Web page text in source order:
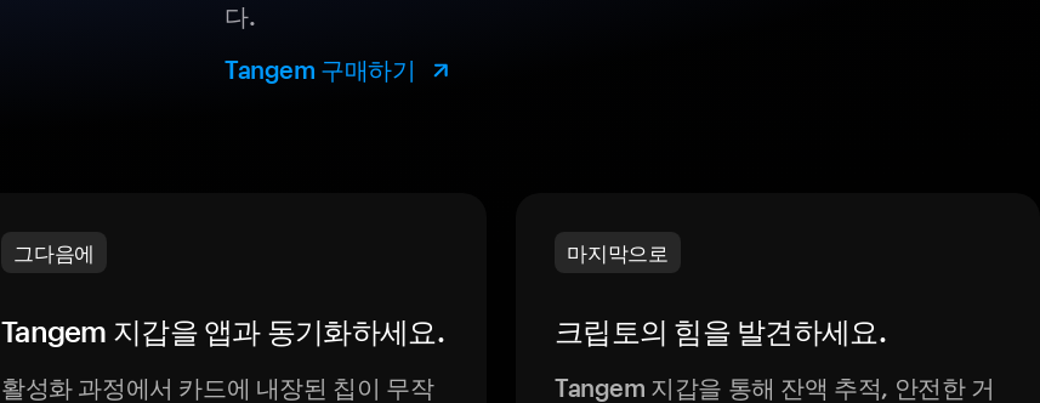
다.
Tangem 구매하기
그다음에
Tangem 지갑을 앱과 동기화하세요.
활성화 과정에서 카드에 내장된 칩이 무작
마지막으로
크립토의 힘을 발견하세요.
Tangem 지갑을 통해 잔액 추적, 안전한 거